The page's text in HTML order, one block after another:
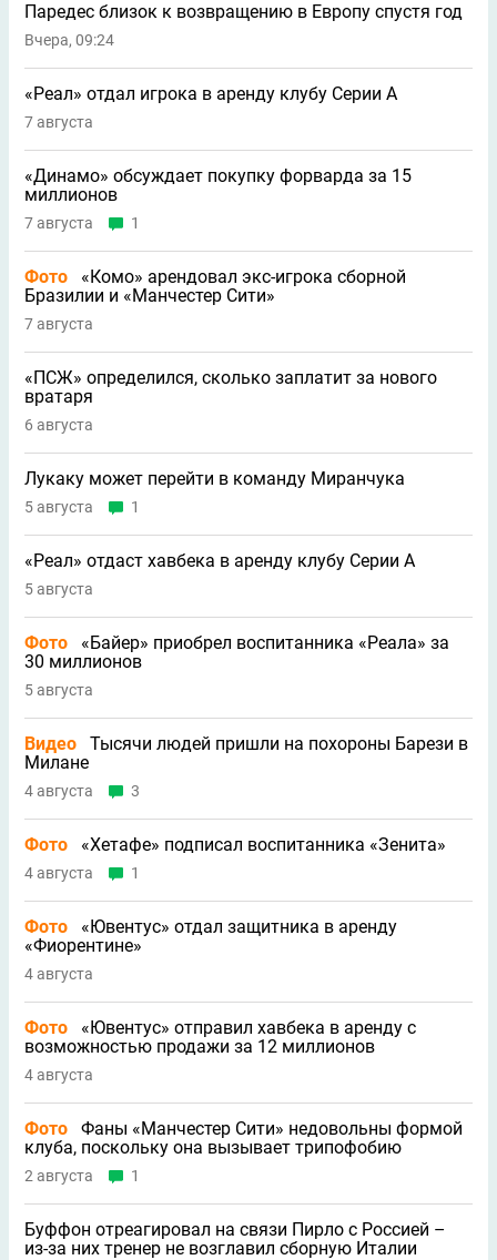
Паредес близок к возвращению в Европу спустя год
Вчера, 09:24
«Реал» отдал игрока в аренду клубу Серии А
7 августа
«Динамо» обсуждает покупку форварда за 15
миллионов
7 августа 1
Фото
«Комо» арендовал экс-игрока сборной
Бразилии и «Манчестер Сити»
7 августа
«ПСЖ» определился, сколько заплатит за нового
вратаря
6 августа
Лукаку может перейти в команду Миранчука
5 августа 1
«Реал» отдаст хавбека в аренду клубу Серии A
5 августа
Фото
«Байер» приобрел воспитанника «Реала» за
30 миллионов
5 августа
Видео
Тысячи людей пришли на похороны Барези в
Милане
4 августа 3
Фото «Хетафе» подписал воспитанника «Зенита»
4 августа 1
Фото
«Ювентус» отдал защитника в аренду
«Фиорентине»
4 августа
Фото
«Ювентус» отправил хавбека в аренду с
возможностью продажи за 12 миллионов
4 августа
Фото
Фаны «Манчестер Сити» недовольны формой
клуба, поскольку она вызывает трипофобию
2 августа 1
Буффон отреагировал на связи Пирло с Россией –
из-за них тренер не возглавил сборную Италии